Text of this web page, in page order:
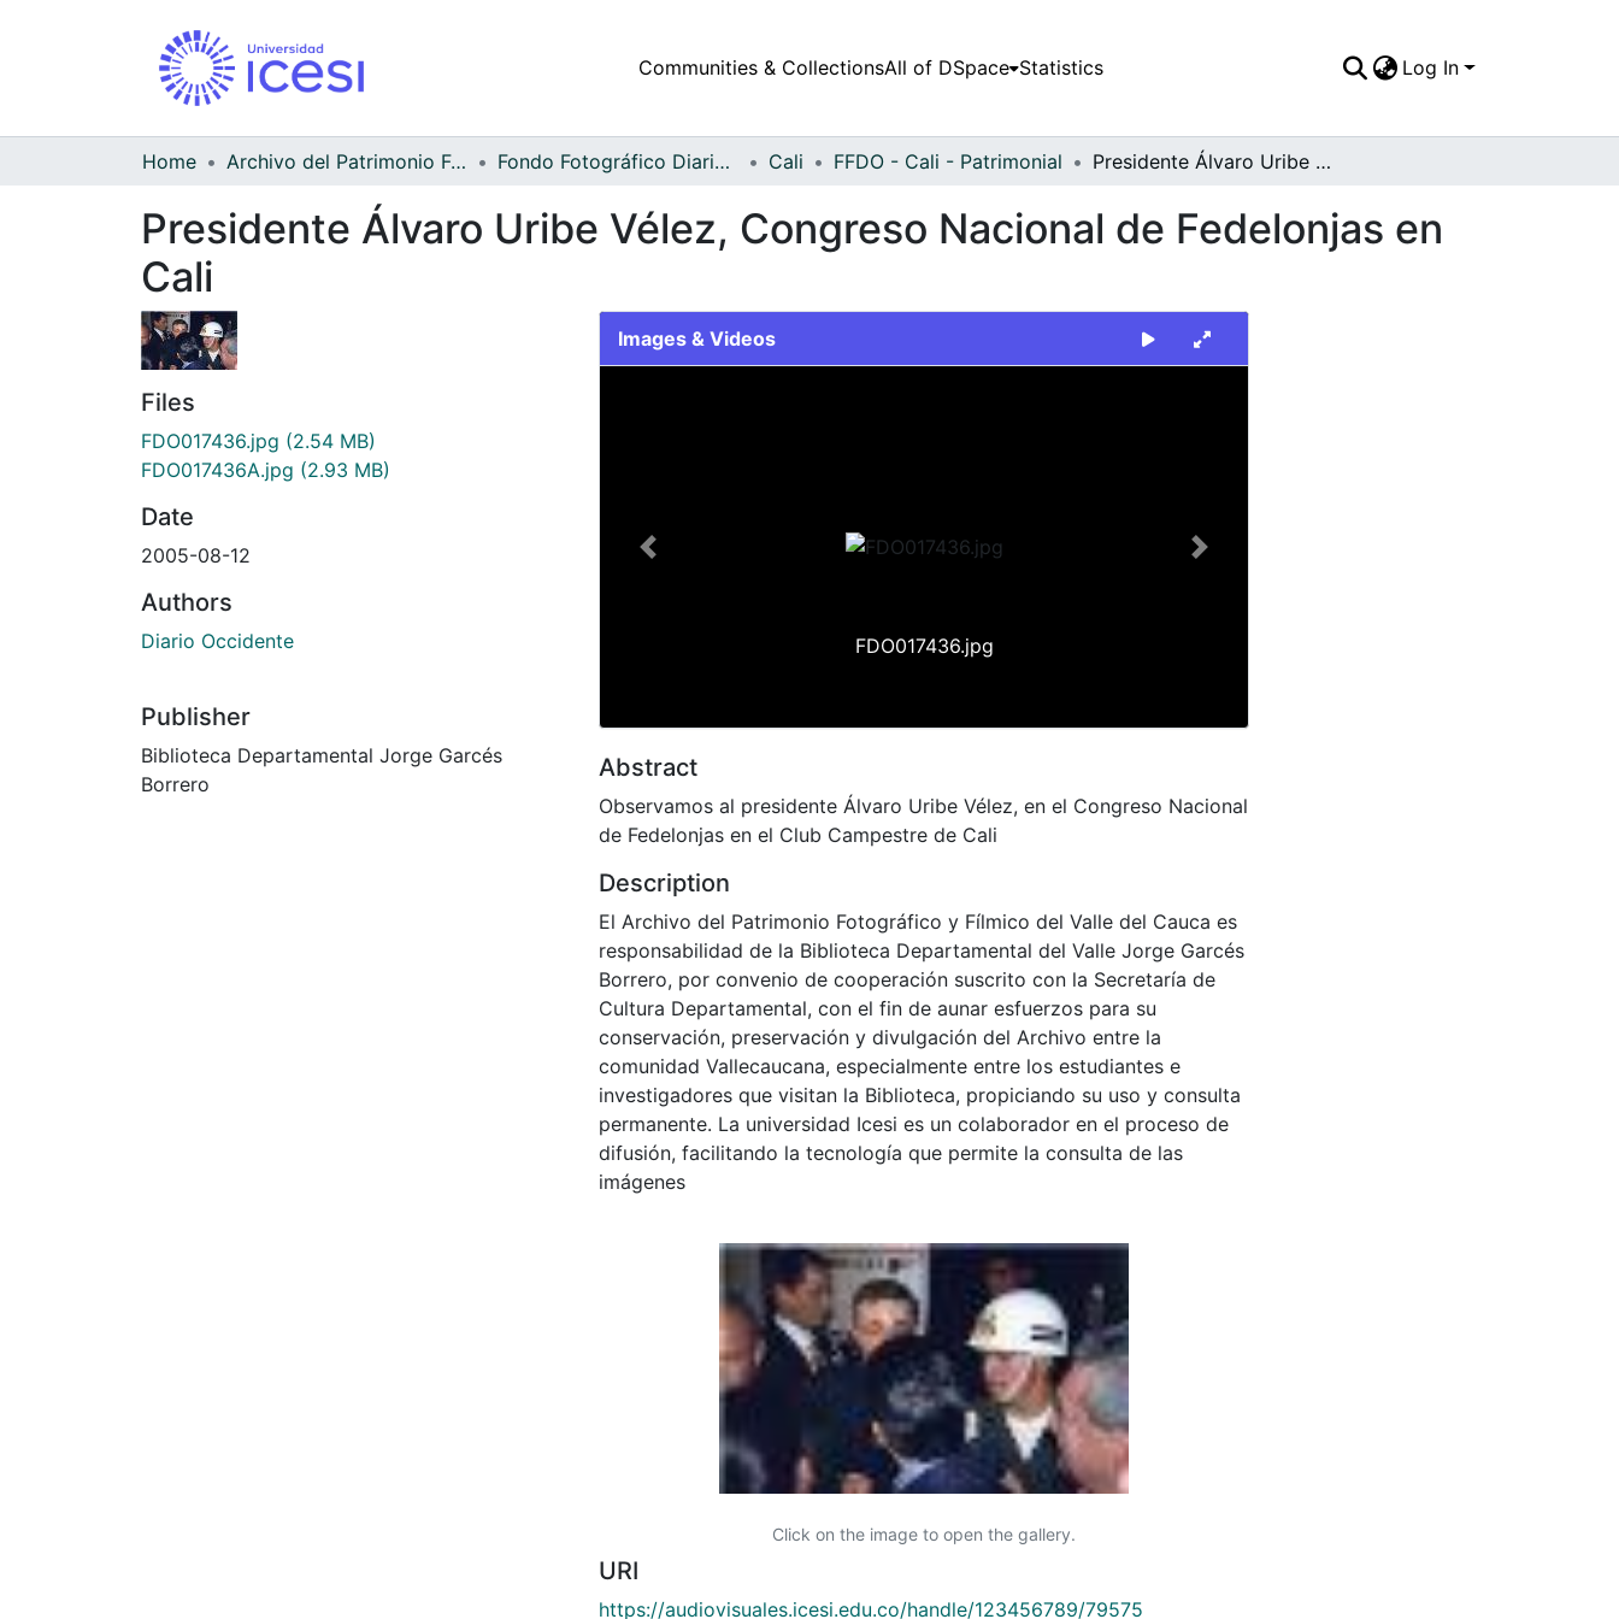
Communities & CollectionsAll of DSpace Statistics Log In
Home Archivo del Patrimonio Fotográfico y Fílmico del Valle del Cauca Fondo Fotográfico Diario Occidente Cali FFDO - Cali - Patrimonial Presidente Álvaro Uribe Vélez, Congreso Nacional de Fedelonjas en Cali
Presidente Álvaro Uribe Vélez, Congreso Nacional de Fedelonjas en
Cali
Files
FDO017436.jpg (2.54 MB)
FDO017436A.jpg (2.93 MB)
Date
2005-08-12
Authors
Diario Occidente
Publisher
Biblioteca Departamental Jorge Garcés
Borrero
Images & Videos
FDO017436.jpg
Previous Next
Abstract
Observamos al presidente Álvaro Uribe Vélez, en el Congreso Nacional
de Fedelonjas en el Club Campestre de Cali
Description
El Archivo del Patrimonio Fotográfico y Fílmico del Valle del Cauca es
responsabilidad de la Biblioteca Departamental del Valle Jorge Garcés
Borrero, por convenio de cooperación suscrito con la Secretaría de
Cultura Departamental, con el fin de aunar esfuerzos para su
conservación, preservación y divulgación del Archivo entre la
comunidad Vallecaucana, especialmente entre los estudiantes e
investigadores que visitan la Biblioteca, propiciando su uso y consulta
permanente. La universidad Icesi es un colaborador en el proceso de
difusión, facilitando la tecnología que permite la consulta de las
imágenes
Click on the image to open the gallery.
URI
https://audiovisuales.icesi.edu.co/handle/123456789/79575